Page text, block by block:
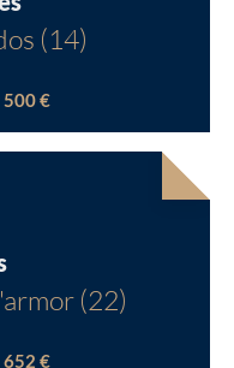
(14)
€
(22)
€